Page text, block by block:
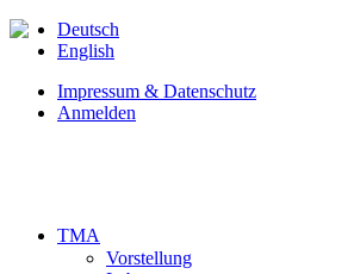
Deutsch
English
Impressum & Datenschutz
Anmelden
TMA
Vorstellung